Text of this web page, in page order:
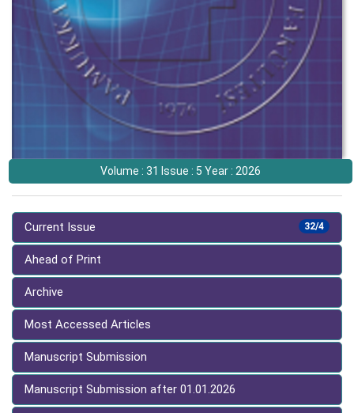
Volume : 31 Issue : 5 Year : 2026
32/4
Current Issue
Ahead of Print
Archive
Most Accessed Articles
Manuscript Submission
Manuscript Submission after 01.01.2026